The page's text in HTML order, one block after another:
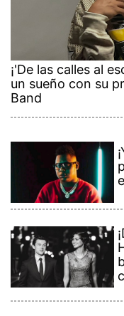
¡'De las calles al
un sueño con su
Band